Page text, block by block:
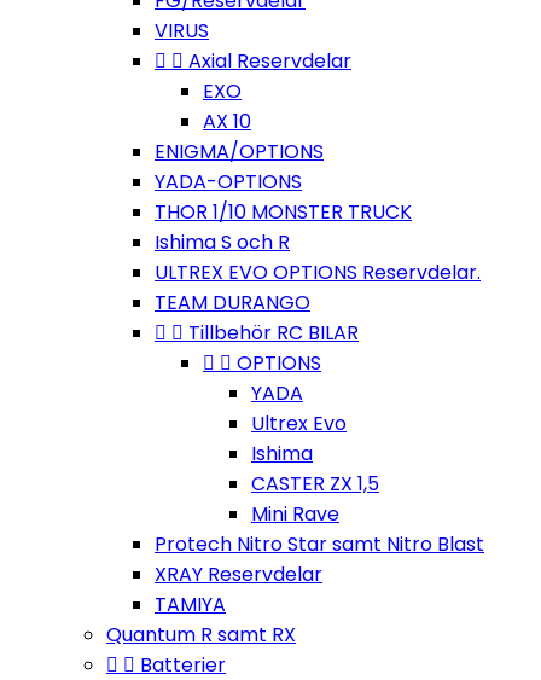
VIRUS
  Axial Reservdelar
EXO
AX 10
ENIGMA/OPTIONS
YADA-OPTIONS
THOR 1/10 MONSTER TRUCK
Ishima S och R
ULTREX EVO OPTIONS Reservdelar.
TEAM DURANGO
  Tillbehör RC BILAR
  OPTIONS
YADA
Ultrex Evo
Ishima
CASTER ZX 1,5
Mini Rave
Protech Nitro Star samt Nitro Blast
XRAY Reservdelar
TAMIYA
Quantum R samt RX
  Batterier